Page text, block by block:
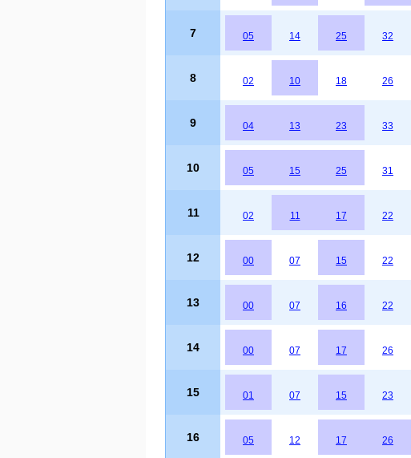
7 05 14 25 32
8 02 10 18 26
9 04 13 23 33
10 05 15 25 31
11 02 11 17 22
12 00 07 15 22
13 00 07 16 22
14 00 07 17 26
15 01 07 15 23
16 05 12 17 26